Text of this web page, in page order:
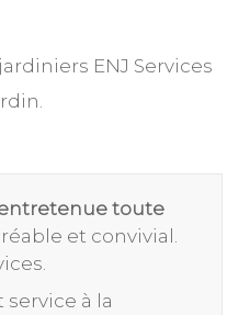
ENJ Services
toute
et convivial.
à la